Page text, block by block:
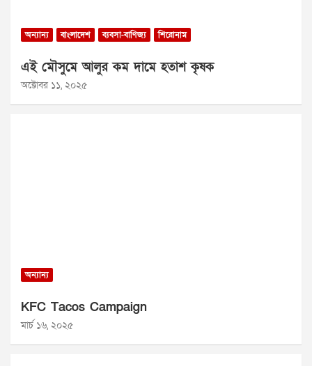
অন্যান্য বাংলাদেশ ব্যবসা-বাণিজ্য শিরোনাম
এই মৌসুমে আলুর কম দামে হতাশ কৃষক
অক্টোবর ১১, ২০২৫
অন্যান্য
KFC Tacos Campaign
মার্চ ১৬, ২০২৫